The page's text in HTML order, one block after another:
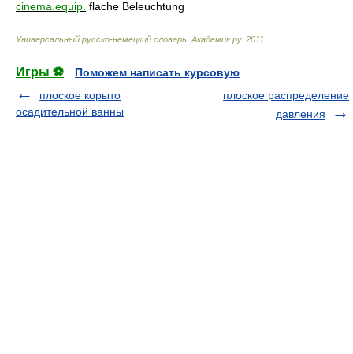
cinema.equip. flache Beleuchtung
Универсальный русско-немецкий словарь Академик.ру. 2011
Игры ⚽
Поможем написать курсовую
плоское корыто
осадительной ванны
плоское распределение
давления